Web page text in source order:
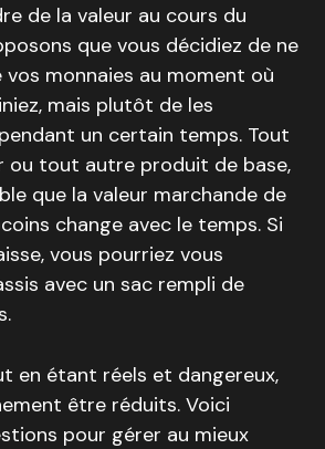
de la valeur au cours du
que vous décidiez de ne
vos monnaies au moment où
mais plutôt de les
un certain temps. Tout
ou tout autre produit de base,
que la valeur marchande de
change avec le temps. Si
vous pourriez vous
avec un sac rempli de
en étant réels et dangereux,
être réduits. Voici
pour gérer au mieux